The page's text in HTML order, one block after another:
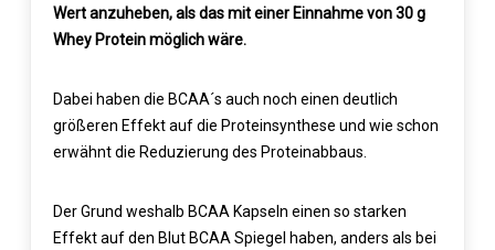
Wert anzuheben, als das mit einer Einnahme von 30 g
Whey Protein möglich wäre.
Dabei haben die BCAA´s auch noch einen deutlich
größeren Effekt auf die Proteinsynthese und wie schon
erwähnt die Reduzierung des Proteinabbaus.
Der Grund weshalb BCAA Kapseln einen so starken
Effekt auf den Blut BCAA Spiegel haben, anders als bei